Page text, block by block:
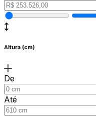
Altura (cm)
De
Até